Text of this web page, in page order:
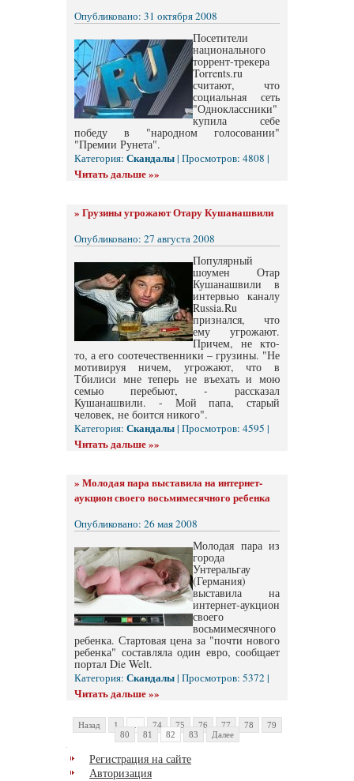
Опубликовано: 31 октября 2008
Посетители
национального
торрент-трекера
Torrents.ru
считают, что
социальная сеть
"Одноклассники"
купила себе
победу в "народном голосовании"
"Премии Рунета".
Категория: Скандалы| Просмотров: 4808 |
Читать дальше »»
» Грузины угрожают Отару Кушанашвили
Опубликовано: 27 августа 2008
Популярный
шоумен Отар
Кушанашвили в
интервью каналу
Russia.Ru
признался, что
ему угрожают.
Причем, не кто-
то, а его соотечественники – грузины. "Не
мотивируя ничем, угрожают, что в
Тбилиси мне теперь не въехать и мою
семью перебьют, - рассказал
Кушанашвили. - Мой папа, старый
человек, не боится никого".
Категория: Скандалы| Просмотров: 4595 |
Читать дальше »»
» Молодая пара выставила на интернет-
аукцион своего восьмимесячного ребенка
Опубликовано: 26 мая 2008
Молодая пара из
города
Унтеральгау
(Германия)
выставила на
интернет-аукцион
своего
восьмимесячного
ребенка. Стартовая цена за "почти нового
ребенка" составляла один евро, сообщает
портал Die Welt.
Категория: Скандалы| Просмотров: 5372 |
Читать дальше »»
Назад 1 ... 74 75 76 77 78
79
80
81 82 83 Далее
Регистрация на сайте
Авторизация